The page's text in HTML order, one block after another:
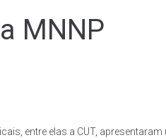
MNNP
entre elas a CUT,